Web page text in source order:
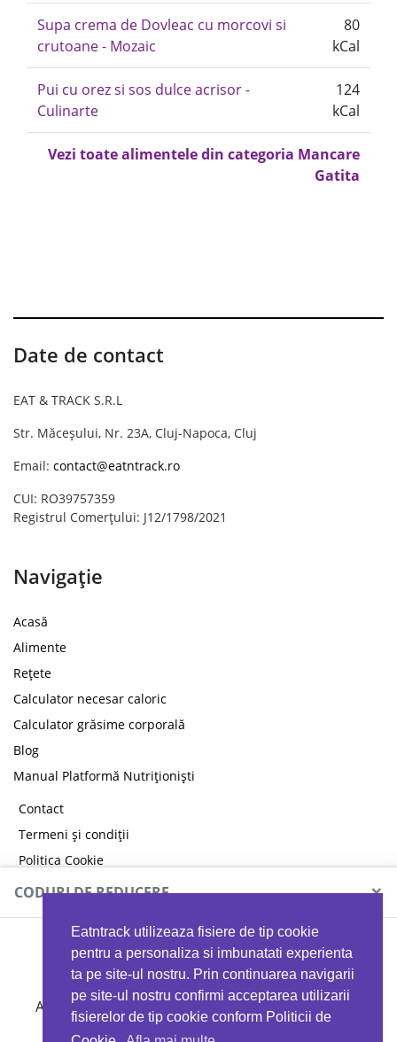
Eatntrack utilizeaza fisiere de tip cookie
pentru a personaliza si imbunatati experienta
ta pe site-ul nostru. Prin continuarea navigarii
pe site-ul nostru confirmi acceptarea utilizarii
fisierelor de tip cookie conform Politicii de
Supa crema de Dovleac cu morcovi si
crutoane - Mozaic
80
kCal
Pui cu orez si sos dulce acrisor -
Culinarte
124
kCal
Vezi toate alimentele din categoria Mancare
Gatita
Date de contact
EAT & TRACK S.R.L
Str. Măceșului, Nr. 23A, Cluj-Napoca, Cluj
Email: contact@eatntrack.ro
CUI: RO39757359
Registrul Comerțului: J12/1798/2021
Navigație
Acasă
Alimente
Rețete
Calculator necesar caloric
Calculator grăsime corporală
Blog
Manual Platformă Nutriționiști
Contact
Termeni și condiții
Politica Cookie
Politica de confidențialitate
CODURI DE REDUCERE ×
MYPROTEIN
Ai 40%reducere la orice comandă folosind codul
EATTRACK